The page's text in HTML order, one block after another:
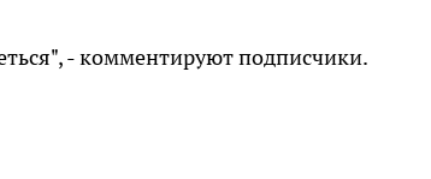
- комментируют подписчики.